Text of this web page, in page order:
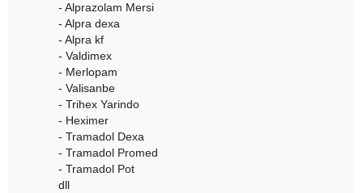
- Alprazolam Mersi
- Alpra dexa
- Alpra kf
- Valdimex
- Merlopam
- Valisanbe
- Trihex Yarindo
- Heximer
- Tramadol Dexa
- Tramadol Promed
- Tramadol Pot
dll